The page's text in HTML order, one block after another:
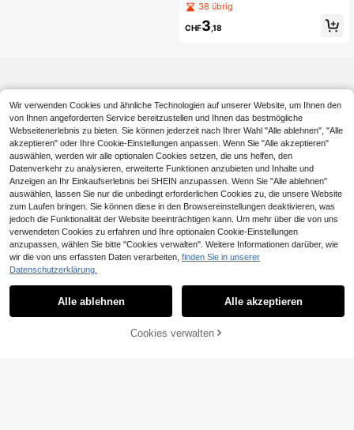
dkunst, rahmenlose moderne Wand
dekoration, bunte Blumen mit grüne
n Blättern, ideal für Wohnzimmer &
38 übrig
CHF3 ,18
ZUM WARENKORB HINZUFÜGEN
Wir verwenden Cookies und ähnliche Technologien auf unserer Website, um Ihnen den
von Ihnen angeforderten Service bereitzustellen und Ihnen das bestmögliche
Webseitenerlebnis zu bieten. Sie können jederzeit nach Ihrer Wahl "Alle ablehnen", "Alle
akzeptieren" oder Ihre Cookie-Einstellungen anpassen. Wenn Sie "Alle akzeptieren"
auswählen, werden wir alle optionalen Cookies setzen, die uns helfen, den
Datenverkehr zu analysieren, erweiterte Funktionen anzubieten und Inhalte und
Anzeigen an Ihr Einkaufserlebnis bei SHEIN anzupassen. Wenn Sie "Alle ablehnen"
auswählen, lassen Sie nur die unbedingt erforderlichen Cookies zu, die unsere Website
zum Laufen bringen. Sie können diese in den Browsereinstellungen deaktivieren, was
jedoch die Funktionalität der Website beeinträchtigen kann. Um mehr über die von uns
verwendeten Cookies zu erfahren und Ihre optionalen Cookie-Einstellungen
anzupassen, wählen Sie bitte "Cookies verwalten". Weitere Informationen darüber, wie
wir die von uns erfassten Daten verarbeiten, finden Sie in unserer
Datenschutzerklärung.
Alle ablehnen Alle akzeptieren
Cookies verwalten